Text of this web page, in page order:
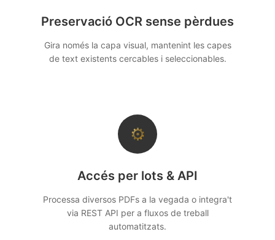
Preservació OCR sense pèrdues
Gira només la capa visual, mantenint les capes
de text existents cercables i seleccionables.
⚙
Accés per lots & API
Processa diversos PDFs a la vegada o integra't
via REST API per a fluxos de treball
automatitzats.